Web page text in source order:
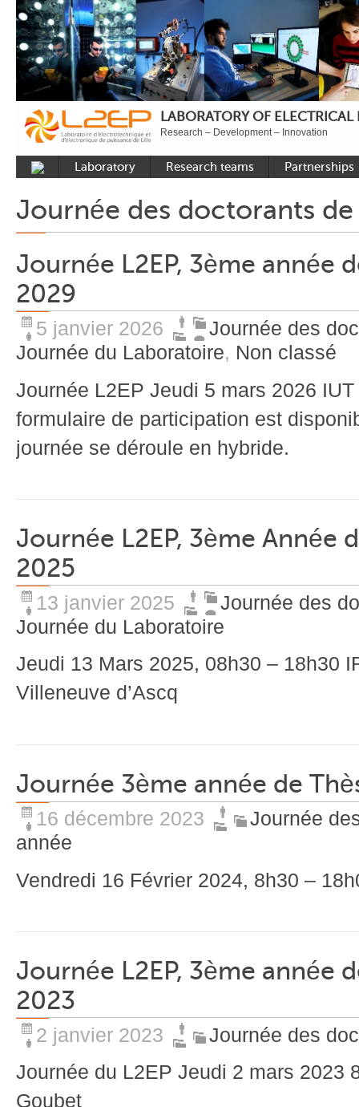
LABORATORY OF
Research – Development – Innovation
Laboratory
Developments
Reputation
Recruitment
Publications
Research teams
Power Electronics
Methods
Partnerships
International
Journée des doctorants
Journée L2EP, 3ème année
2029
5 janvier 2026
Journée des
Journée du Laboratoire, Non classé
Journée L2EP Jeudi 5 mars 2026
formulaire de participation est
journée se déroule en hybride.
Journée L2EP, 3ème Année
2025
13 janvier 2025
Journée des
Journée du Laboratoire
Jeudi 13 Mars 2025, 08h30 – 18h30
Villeneuve d’Ascq
Journée 3ème année de
16 décembre 2023
Journée
année
Vendredi 16 Février 2024, 8h30 –
Journée L2EP, 3ème année
2023
2 janvier 2023
Journée des
Journée du L2EP Jeudi 2 mars 2023
Goubet